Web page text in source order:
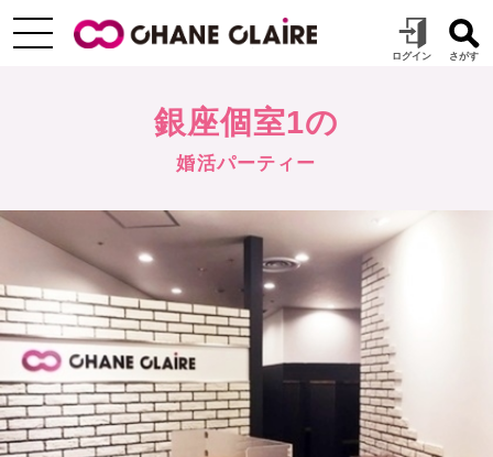
銀座個室1の
婚活パーティー